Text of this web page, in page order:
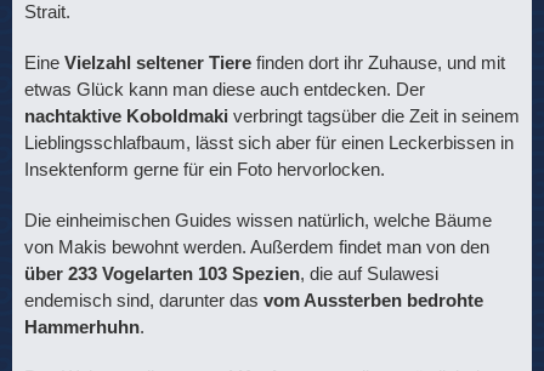
Strait.
Eine Vielzahl seltener Tiere finden dort ihr Zuhause, und mit
etwas Glück kann man diese auch entdecken. Der
nachtaktive Koboldmaki verbringt tagsüber die Zeit in seinem
Lieblingsschlafbaum, lässt sich aber für einen Leckerbissen in
Insektenform gerne für ein Foto hervorlocken.
Die einheimischen Guides wissen natürlich, welche Bäume
von Makis bewohnt werden. Außerdem findet man von den
über 233 Vogelarten 103 Spezien, die auf Sulawesi
endemisch sind, darunter das vom Aussterben bedrohte
Hammerhuhn.